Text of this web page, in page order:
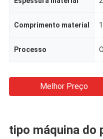
Comprimento material
Processo
Melhor Preço
tipo máquina do